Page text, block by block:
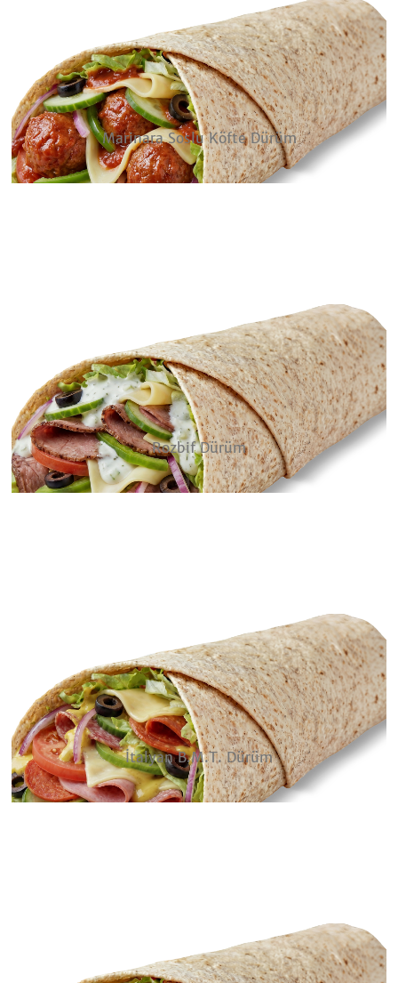
Marinara Soslu Köfte Dürüm
Rozbif Dürüm
İtalyan B.M.T. Dürüm